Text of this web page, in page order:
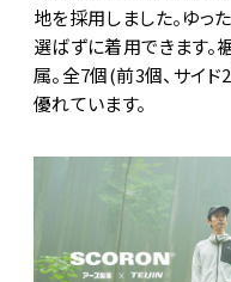
地を採用しました。ゆっ
選ばずに着用できます
属。全7個(前3個、サイ
優れています。